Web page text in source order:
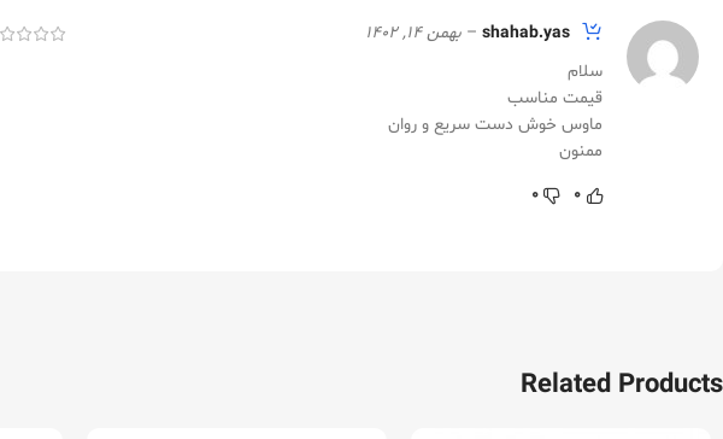
– بهمن 14, 1402
سلام
قیمت مناسب
ماوس خوش دست سریع و روان
ممنون
0
0
Related Products